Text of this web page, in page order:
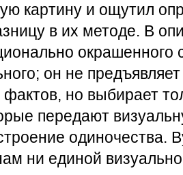
картину и ощутил
в их методе. В
окрашенного
он не
но выбирает
передают
одиночества.
ни единой